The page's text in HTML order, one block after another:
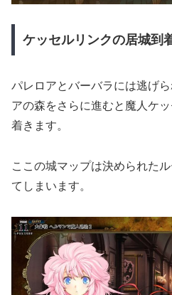
ケッセルリンクの居城到
パレロアとバーバラには逃げ
アの森をさらに進むと魔人ケ
着きます。
ここの城マップは決められた
てしまいます。